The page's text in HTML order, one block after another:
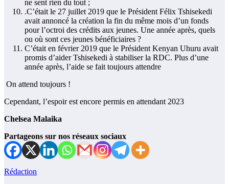
ne sent rien du tout ;
.C’était le 27 juillet 2019 que le Président Félix Tshisekedi
avait annoncé la création la fin du même mois d’un fonds
pour l’octroi des crédits aux jeunes. Une année après, quels
ou où sont ces jeunes bénéficiaires ?
C’était en février 2019 que le Président Kenyan Uhuru avait
promis d’aider Tshisekedi à stabiliser la RDC. Plus d’une
année après, l’aide se fait toujours attendre
On attend toujours !
Cependant, l’espoir est encore permis en attendant 2023
Chelsea Malaika
Partageons sur nos réseaux sociaux
Rédaction